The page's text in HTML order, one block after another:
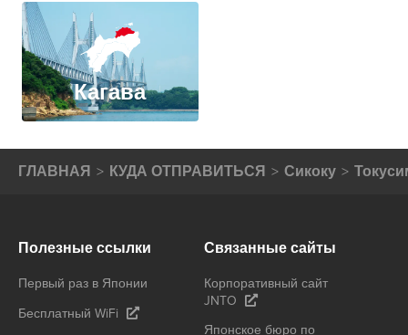
Кагава
ГЛАВНАЯ КУДА ОТПРАВИТЬСЯ Сикоку
Полезные ссылки
Первый раз в Японии
Бесплатный WiFi
Связанные сайты
Корпоративный сайт
JNTO
Японское бюро по